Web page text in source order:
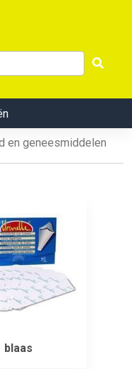
en geneesmiddelen
blaas